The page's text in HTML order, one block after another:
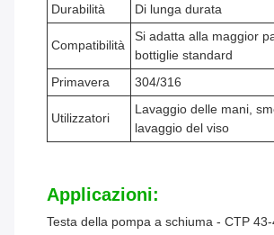
Durabilità
Di lunga durata
Compatibilità
Si adatta alla maggior
bottiglie standard
Primavera
304/316
Utilizzatori
Lavaggio delle mani,
lavaggio del viso
Applicazioni:
Testa della pompa a schiuma - CTP